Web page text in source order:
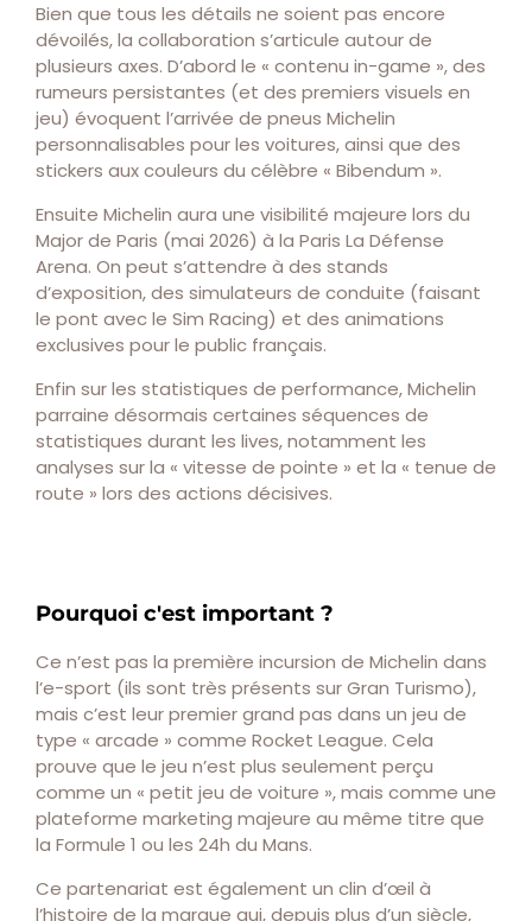
Bien que tous les détails ne soient pas encore
dévoilés, la collaboration s’articule autour de
plusieurs axes. D’abord le « contenu in-game », des
rumeurs persistantes (et des premiers visuels en
jeu) évoquent l’arrivée de pneus Michelin
personnalisables pour les voitures, ainsi que des
stickers aux couleurs du célèbre « Bibendum ».
Ensuite Michelin aura une visibilité majeure lors du
Major de Paris (mai 2026) à la Paris La Défense
Arena. On peut s’attendre à des stands
d’exposition, des simulateurs de conduite (faisant
le pont avec le Sim Racing) et des animations
exclusives pour le public français.
Enfin sur les statistiques de performance, Michelin
parraine désormais certaines séquences de
statistiques durant les lives, notamment les
analyses sur la « vitesse de pointe » et la « tenue de
route » lors des actions décisives.
Pourquoi c'est important ?
Ce n’est pas la première incursion de Michelin dans
l’e-sport (ils sont très présents sur Gran Turismo),
mais c’est leur premier grand pas dans un jeu de
type « arcade » comme Rocket League. Cela
prouve que le jeu n’est plus seulement perçu
comme un « petit jeu de voiture », mais comme une
plateforme marketing majeure au même titre que
la Formule 1 ou les 24h du Mans.
Ce partenariat est également un clin d’œil à
l’histoire de la marque qui, depuis plus d’un siècle,